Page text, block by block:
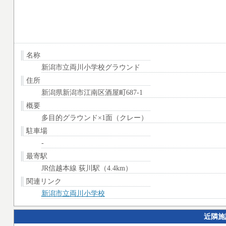
名称
新潟市立両川小学校グラウンド
住所
新潟県新潟市江南区酒屋町687-1
概要
多目的グラウンド×1面（クレー）
駐車場
-
最寄駅
JR信越本線 荻川駅（4.4km）
関連リンク
新潟市立両川小学校
近隣